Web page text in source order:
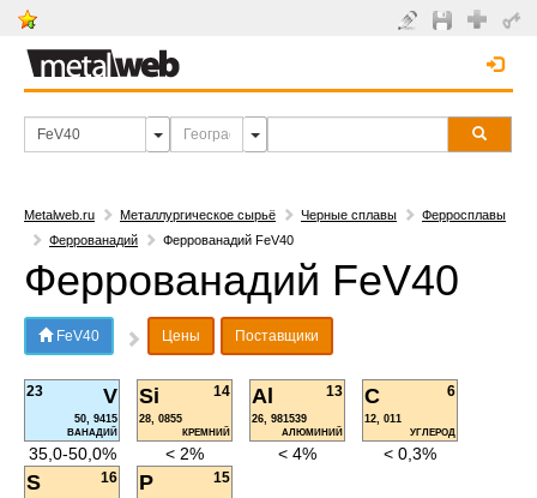
Metalweb.ru Металлургическое сырьё Черные сплавы
Ферросплавы
Феррованадий
Феррованадий FeV40
Феррованадий FeV40
FeV40 Цены Поставщики
V
23
50, 9415
ВАНАДИЙ
35,0-50,0%
Si 14
28, 0855
КРЕМНИЙ
< 2%
Al 13
26, 981539
АЛЮМИНИЙ
< 4%
C 6
12, 011
УГЛЕРОД
< 0,3%
S 16 P 15